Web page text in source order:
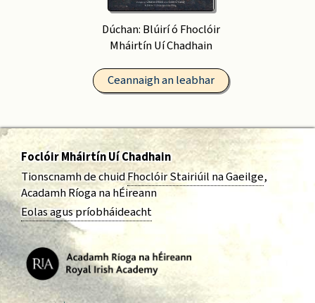
Dúchan: Blúirí ó Fhoclóir
Mháirtín Uí Chadhain
Ceannaigh an leabhar
Foclóir Mháirtín Uí Chadhain
Tionscnamh de chuidFhoclóir Stairiúil na Gaeilge,
Acadamh Ríoga na hÉireann
Eolas agus príobháideacht